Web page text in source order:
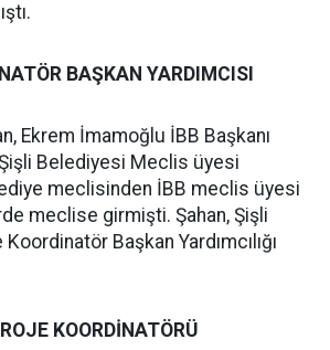
BAŞKAN YARDIMCISI
Ekrem İmamoğlu İBB Başkanı
Belediyesi Meclis üyesi
meclisinden İBB meclis üyesi
meclise girmişti. Şahan, Şişli
Başkan Yardımcılığı
KOORDİNATÖRÜ